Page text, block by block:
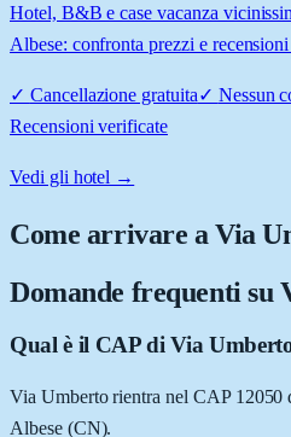
Hotel, B&B e case vacanza
Albese: confronta prezzi e
✓ Cancellazione gratuita✓ Nessun
Recensioni verificate
Vedi gli hotel →
Come arrivare aVia
Domande frequenti su
Qual è il CAP di Via
Via Umberto rientra nel CAP 12050
Albese (CN).